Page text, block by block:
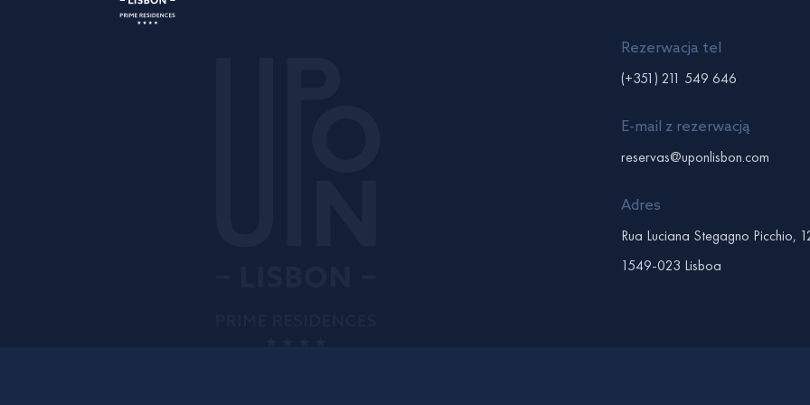
Rezerwacja tel
(+351) 211 549 646
E-mail z rezerwacją
reservas@uponlisbon.com
Adres
Rua Luciana Stegagno Picchio,
1549-023 Lisboa